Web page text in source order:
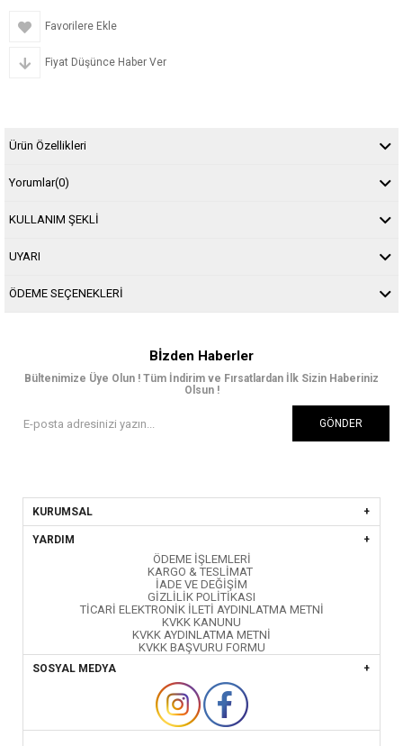
Favorilere Ekle
Fiyat Düşünce Haber Ver
Ürün Özellikleri
Yorumlar(0)
KULLANIM ŞEKLİ
UYARI
ÖDEME SEÇENEKLERİ
Bİzden Haberler
Bültenimize Üye Olun ! Tüm İndirim ve Fırsatlardan İlk Sizin Haberiniz
Olsun !
GÖNDER
KURUMSAL
YARDIM
ÖDEME İŞLEMLERİ
KARGO & TESLİMAT
İADE VE DEĞİŞİM
GİZLİLİK POLİTİKASI
TİCARİ ELEKTRONİK İLETİ AYDINLATMA METNİ
KVKK KANUNU
KVKK AYDINLATMA METNİ
KVKK BAŞVURU FORMU
SOSYAL MEDYA